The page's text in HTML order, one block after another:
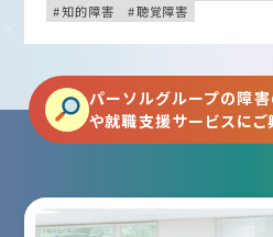
知的障害
聴覚障害
パーソルグループの障
や就職支援サービスにご